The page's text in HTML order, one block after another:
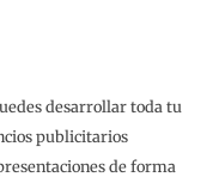
desarrollar toda tu
publicitarios
de forma